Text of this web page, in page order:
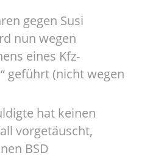
gegen Susi
nun wegen
eines Kfz-
geführt (nicht wegen
hat keinen
vorgetäuscht,
BSD